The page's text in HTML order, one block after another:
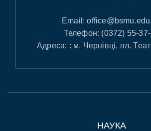
Email:
Телефон: (0372) 55-
Адреса: : м. Чернівці, пл.
НАУКА